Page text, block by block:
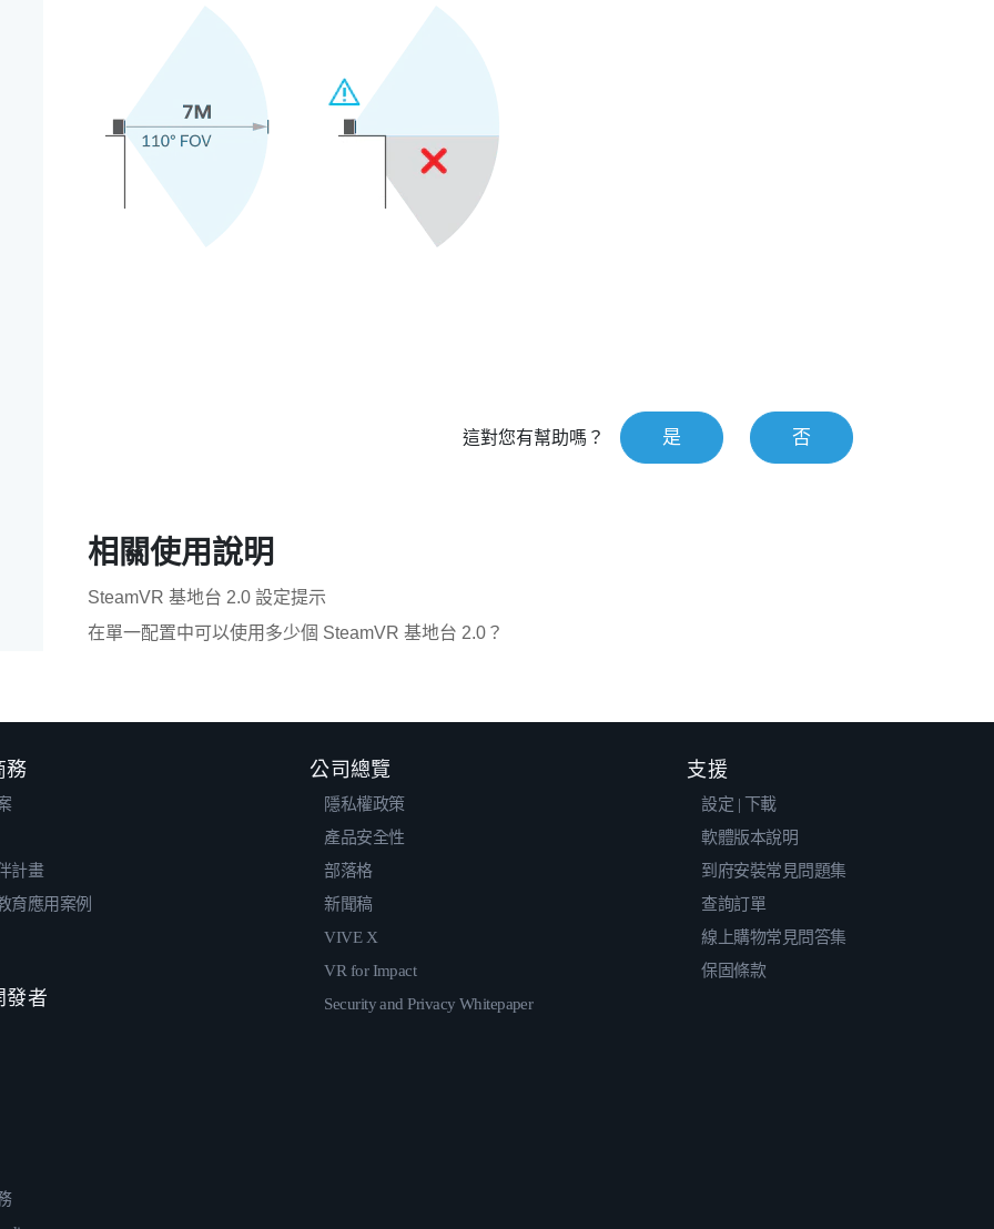
這對您有幫助嗎？ 是 否
相關使用說明
SteamVR 基地台 2.0 設定提示
在單一配置中可以使用多少個 SteamVR 基地台 2.0？
務
計畫
育應用案例
發者
公司總覽
隱私權政策
產品安全性
部落格
新聞稿
VIVE X
VR for Impact
Security and Privacy Whitepaper
支援
設定 | 下載
軟體版本說明
到府安裝常見問題集
查詢訂單
線上購物常見問答集
保固條款